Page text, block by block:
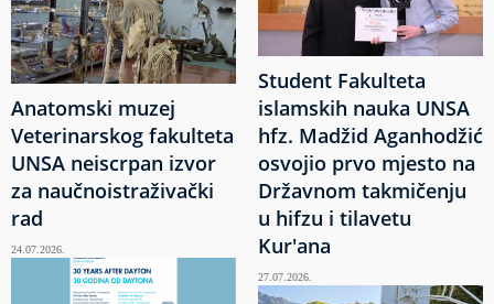
Anatomski muzej
Veterinarskog fakulteta
UNSA neiscrpan izvor
za naučnoistraživački
rad
24.07.2026.
Student Fakulteta
islamskih nauka UNSA
hfz. Madžid Aganhodžić
osvojio prvo mjesto na
Državnom takmičenju
u hifzu i tilavetu
Kur'ana
27.07.2026.